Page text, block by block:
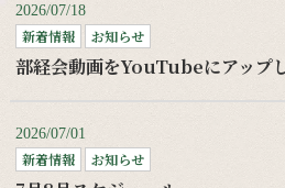
2026/07/18
新着情報 お知らせ
部経会動画をYouTubeにアップし
2026/07/01
新着情報 お知らせ